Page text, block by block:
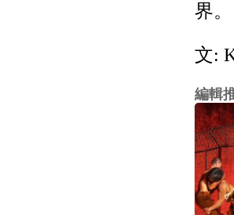
界。
文:
編輯